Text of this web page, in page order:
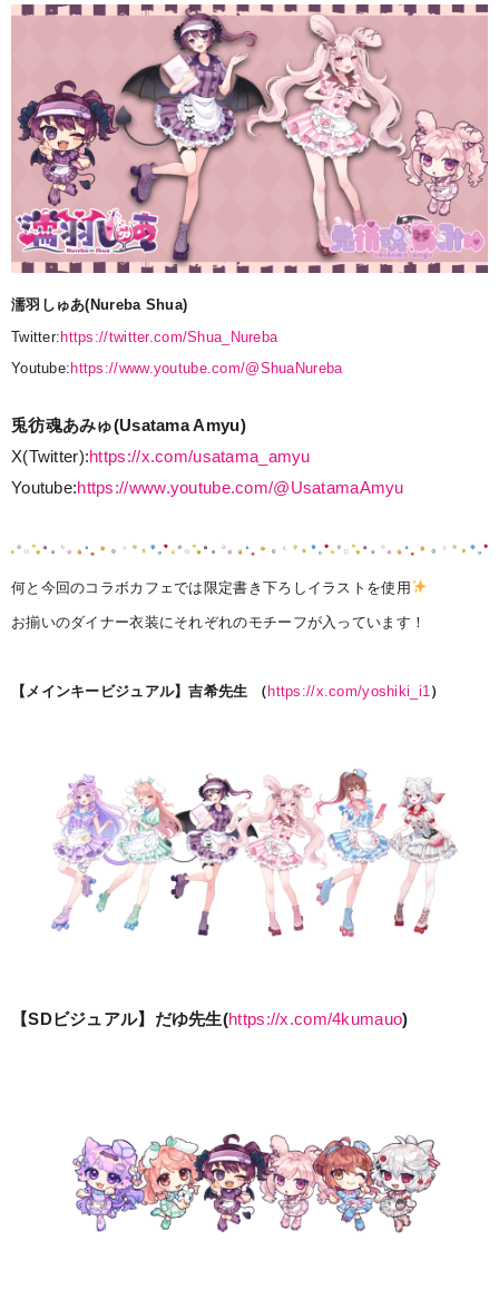
濡羽しゅあ(Nureba Shua)
Twitter: https://twitter.com/Shua_Nureba
Youtube: https://www.youtube.com/@ShuaNureba
兎彷魂あみゅ(Usatama Amyu)
X(Twitter):https://x.com/usatama_amyu
Youtube:https://www.youtube.com/@UsatamaAmyu
何と今回のコラボカフェでは限定書き下ろしイラストを使用
お揃いのダイナー衣装にそれぞれのモチーフが入っています！
【メインキービジュアル】吉希先生 （https://x.com/yoshiki_i1 ）
【SDビジュアル】だゆ先生(https://x.com/4kumauo)